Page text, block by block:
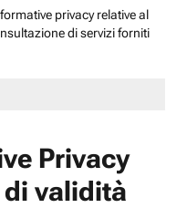
privacy relative al
di servizi forniti
Privacy
validità